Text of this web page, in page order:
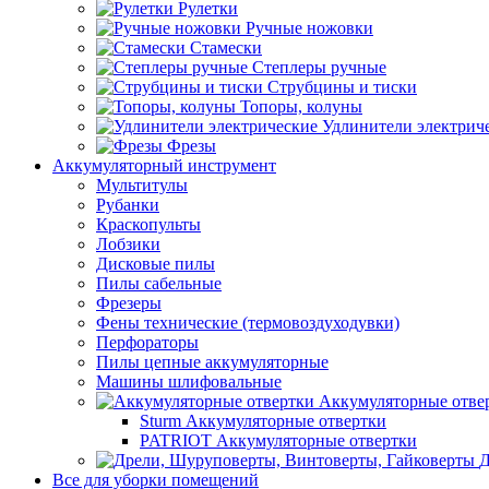
Рулетки
Ручные ножовки
Стамески
Степлеры ручные
Струбцины и тиски
Топоры, колуны
Удлинители
Фрезы
Аккумуляторный инструмент
Мультитулы
Рубанки
Краскопульты
Лобзики
Дисковые пилы
Пилы сабельные
Фрезеры
Фены технические (термовоздуходувки)
Перфораторы
Пилы цепные аккумуляторные
Машины шлифовальные
Аккумуляторные
Sturm Аккумуляторные отвертки
PATRIOT Аккумуляторные отвертки
Все для уборки помещений